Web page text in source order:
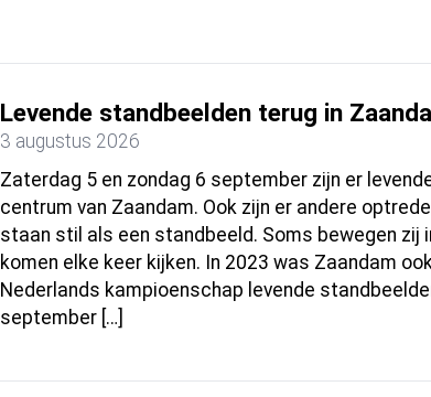
Levende standbeelden terug in
3 augustus 2026
Zaterdag 5 en zondag 6 september zijn er
centrum van Zaandam. Ook zijn er andere
staan stil als een standbeeld. Soms bewegen zij
komen elke keer kijken. In 2023 was Zaandam
Nederlands kampioenschap levende
september […]